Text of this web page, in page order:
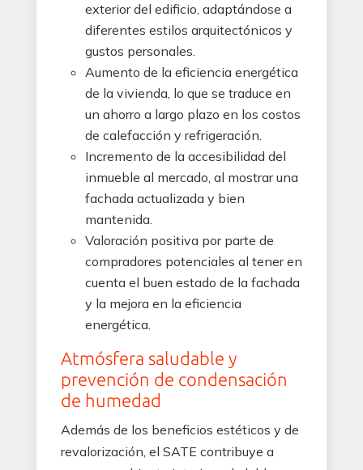
exterior del edificio, adaptándose a
diferentes estilos arquitectónicos y
gustos personales.
Aumento de la eficiencia energética
de la vivienda, lo que se traduce en
un ahorro a largo plazo en los costos
de calefacción y refrigeración.
Incremento de la accesibilidad del
inmueble al mercado, al mostrar una
fachada actualizada y bien
mantenida.
Valoración positiva por parte de
compradores potenciales al tener en
cuenta el buen estado de la fachada
y la mejora en la eficiencia
energética.
Atmósfera saludable y
prevención de condensación
de humedad
Además de los beneficios estéticos y de
revalorización, el SATE contribuye a